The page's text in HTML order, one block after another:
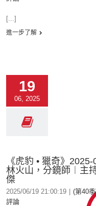
[...]
進一步了解
19
06, 2025
《虎豹 • 獵奇》
林火山，分鏡師︱主
傑
2025/06/19 21:00:19 (第40
評論